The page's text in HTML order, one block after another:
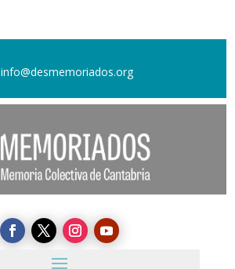
info@desmemoriados.org